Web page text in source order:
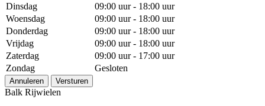
Dinsdag
09:00 uur - 18:00 uur
Woensdag
09:00 uur - 18:00 uur
Donderdag
09:00 uur - 18:00 uur
Vrijdag
09:00 uur - 18:00 uur
Zaterdag
09:00 uur - 17:00 uur
Zondag
Gesloten
Annuleren Versturen
Balk Rijwielen